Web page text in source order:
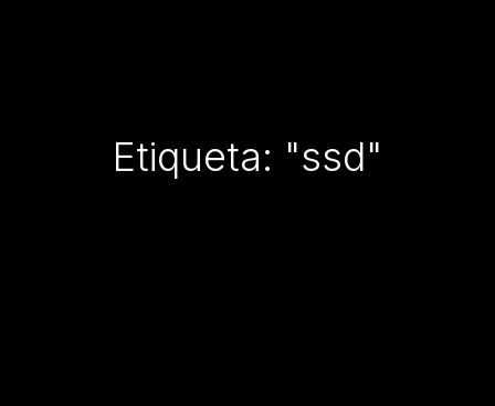
Etiqueta: "ssd"